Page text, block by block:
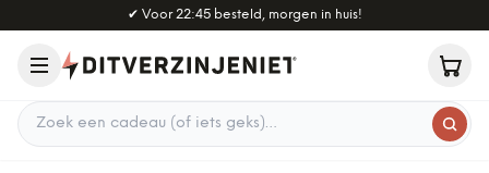
Naar hoofdinhoud
✔ Voor 22:45 besteld, morgen in huis!
Zoek een cadeau